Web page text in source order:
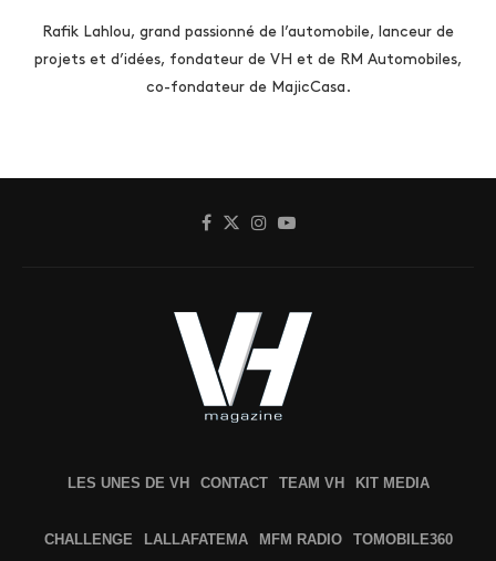
Rafik Lahlou, grand passionné de l’automobile, lanceur de
projets et d’idées, fondateur de VH et de RM Automobiles,
co-fondateur de MajicCasa.
LES UNES DE VH CONTACT TEAM VH KIT MEDIA
CHALLENGE LALLAFATEMA MFM RADIO TOMOBILE360